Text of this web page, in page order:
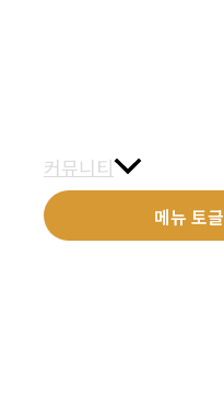
커뮤니티
메뉴 토글